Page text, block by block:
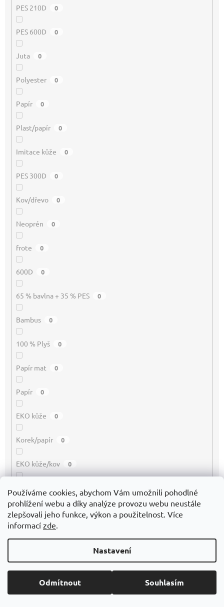
Používáme cookies, abychom Vám umožnili pohodlné
prohlížení webu a díky analýze provozu webu neustále
zlepšovali jeho funkce, výkon a použitelnost. Více
informací zde.
Nastavení
Odmítnout Souhlasím
PES 210D 0
PES 600D 0
Juta 0
Polyester 0
Papír 0
Plast/papír 0
Imitace kůže 0
PES 300D 0
Kov/dřevo 0
Neoprén 0
frote 0
600D 0
65 % bavlna + 35 % PES 0
Bambus 0
100 % Plyš 0
Papír mat 0
Papír 0
EKO kůže 0
Korek/papír 0
EKO kůže/kov 0
Dřevo/ Bambus
Guma 0
Polyester 600D 0
Polyester 300D 0